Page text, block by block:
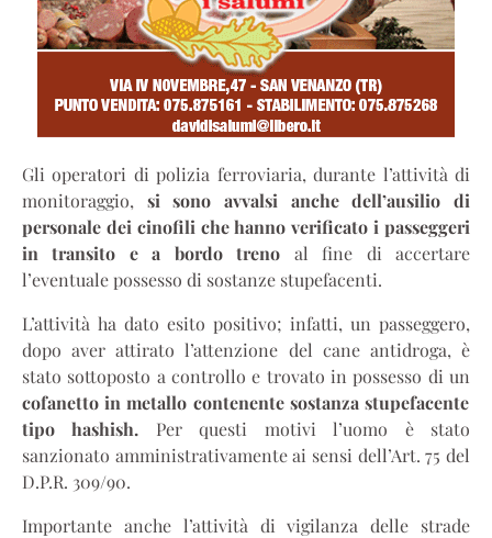
Gli operatori di polizia ferroviaria, durante l’attività di
monitoraggio, si sono avvalsi anche dell’ausilio di
personale dei cinofili che hanno verificato i passeggeri
in transito e a bordo treno al fine di accertare
l’eventuale possesso di sostanze stupefacenti.
L’attività ha dato esito positivo; infatti, un passeggero,
dopo aver attirato l’attenzione del cane antidroga, è
stato sottoposto a controllo e trovato in possesso di un
cofanetto in metallo contenente sostanza stupefacente
tipo hashish. Per questi motivi l’uomo è stato
sanzionato amministrativamente ai sensi dell’Art. 75 del
D.P.R. 309/90.
Importante anche l’attività di vigilanza delle strade